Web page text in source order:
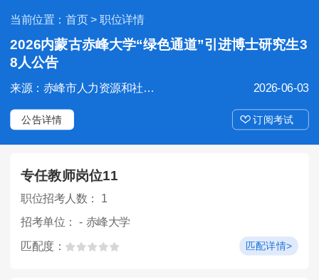
当前位置： 首页> 职位详情
2026内蒙古赤峰大学“绿色通道”引进博士研究生3
8人公告
2026-06-03
来源：赤峰市人力资源和社会保障局
公告详情 订阅考试
专任教师岗位11
职位招考人数： 1
招考单位： - 赤峰大学
匹配度： 匹配详情>